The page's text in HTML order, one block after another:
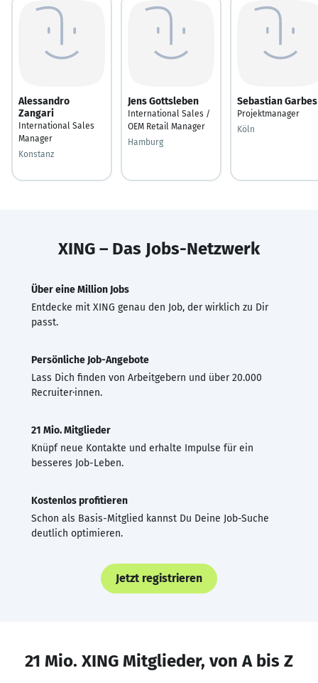
Alessandro
Zangari
International Sales
Manager
Konstanz
Jens Gottsleben
International Sales /
OEM Retail Manager
Hamburg
Sebastian Garbes
Projektmanager
Köln
XING – Das Jobs-Netzwerk
Über eine Million Jobs
Entdecke mit XING genau den Job, der wirklich zu Dir
passt.
Persönliche Job-Angebote
Lass Dich finden von Arbeitgebern und über 20.000
Recruiter·innen.
21 Mio. Mitglieder
Knüpf neue Kontakte und erhalte Impulse für ein
besseres Job-Leben.
Kostenlos profitieren
Schon als Basis-Mitglied kannst Du Deine Job-Suche
deutlich optimieren.
Jetzt registrieren
21 Mio. XING Mitglieder, von A bis Z